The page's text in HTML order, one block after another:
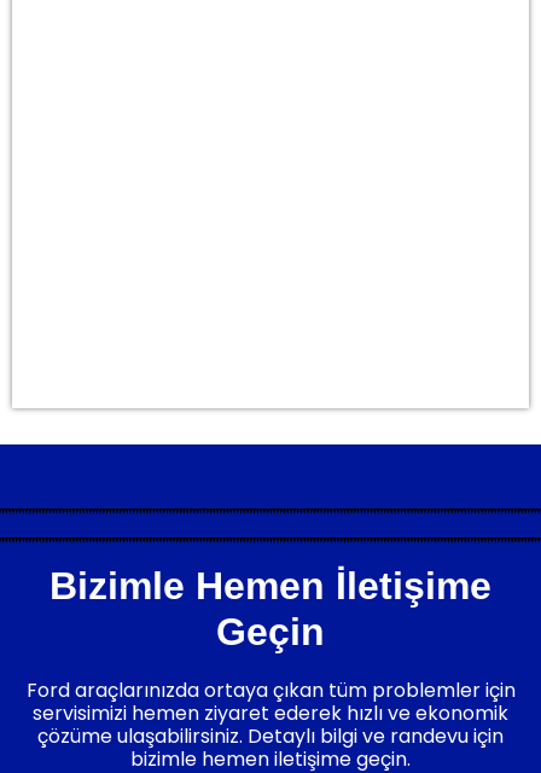
Bizimle Hemen İletişime
Geçin
Ford araçlarınızda ortaya çıkan tüm problemler için
servisimizi hemen ziyaret ederek hızlı ve ekonomik
çözüme ulaşabilirsiniz. Detaylı bilgi ve randevu için
bizimle hemen iletişime geçin.